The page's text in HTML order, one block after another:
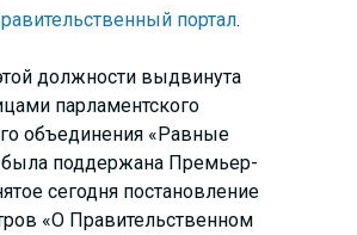
портал.
должности выдвинута
парламентского
объединения «Равные
поддержана Премьер-
сегодня постановление
«О Правительственном